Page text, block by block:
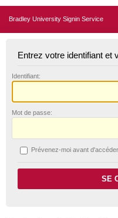
Bradley University Signin Service
Entrez votre identifiant et
Identifiant:
Mot de passe:
Prévenez-moi avant